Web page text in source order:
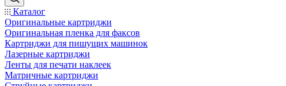
Каталог
Оригинальные картриджи
Оригинальная пленка для факсов
Картриджи для пишущих машинок
Лазерные картриджи
Ленты для печати наклеек
Матричные картриджи